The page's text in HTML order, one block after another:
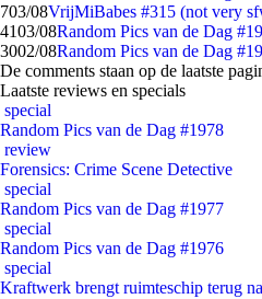
703/08VrijMiBabes #315 (not very
4103/08Random Pics van de Dag
3002/08Random Pics van de Dag
De comments staan op de laatste
Laatste reviews en specials
special
Random Pics van de Dag #1978
review
Forensics: Crime Scene Detective
special
Random Pics van de Dag #1977
special
Random Pics van de Dag #1976
special
Kraftwerk brengt ruimteschip terug